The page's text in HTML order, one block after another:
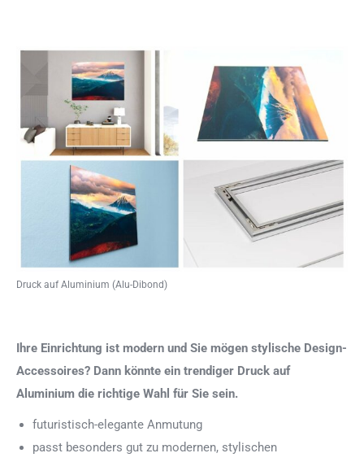
Druck auf Aluminium (Alu-Dibond)
Ihre Einrichtung ist modern und Sie mögen stylische Design-
Accessoires? Dann könnte ein trendiger Druck auf
Aluminium die richtige Wahl für Sie sein.
futuristisch-elegante Anmutung
passt besonders gut zu modernen, stylischen